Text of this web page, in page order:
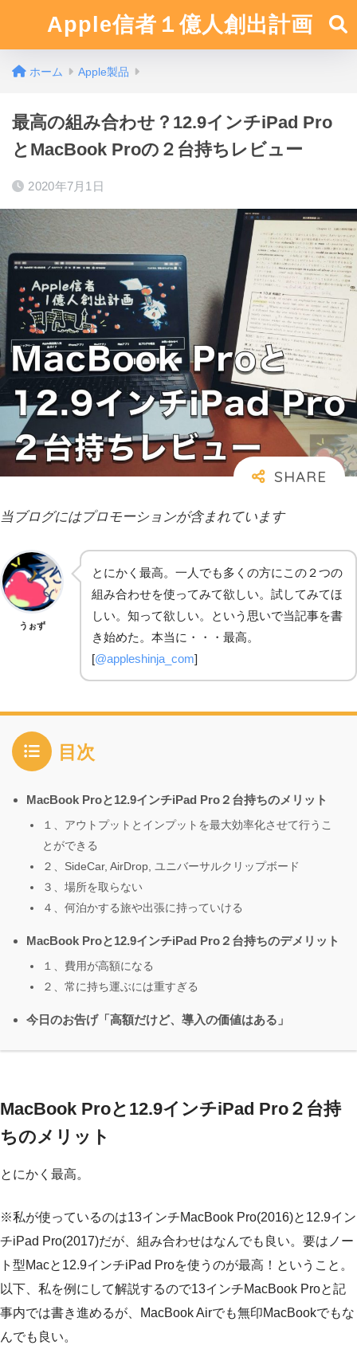
Apple信者１億人創出計画
ホーム Apple製品
最高の組み合わせ？12.9インチiPad Pro
とMacBook Proの２台持ちレビュー
2020年7月1日
当ブログにはプロモーションが含まれています
うぉず
とにかく最高。一人でも多くの方にこの２つの
組み合わせを使ってみて欲しい。試してみてほ
しい。知って欲しい。という思いで当記事を書
き始めた。本当に・・・最高。
[@appleshinja_com]
目次
MacBook Proと12.9インチiPad Pro２台持ちのメリット
１、アウトプットとインプットを最大効率化させて行うこ
とができる
２、SideCar, AirDrop, ユニバーサルクリップボード
３、場所を取らない
４、何泊かする旅や出張に持っていける
MacBook Proと12.9インチiPad Pro２台持ちのデメリット
１、費用が高額になる
２、常に持ち運ぶには重すぎる
今日のお告げ「高額だけど、導入の価値はある」
MacBook Proと12.9インチiPad Pro２台持
ちのメリット
とにかく最高。
※私が使っているのは13インチMacBook Pro(2016)と12.9イン
チiPad Pro(2017)だが、組み合わせはなんでも良い。要はノー
ト型Macと12.9インチiPad Proを使うのが最高！ということ。
以下、私を例にして解説するので13インチMacBook Proと記
事内では書き進めるが、MacBook Airでも無印MacBookでもな
んでも良い。